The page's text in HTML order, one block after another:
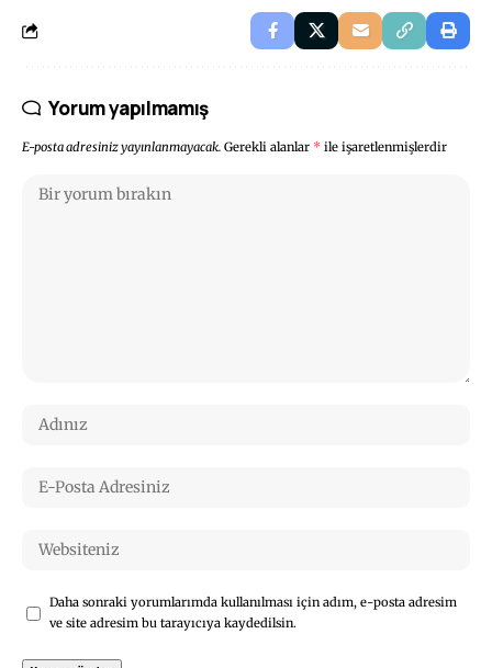
Yorum yapılmamış
E-posta adresiniz yayınlanmayacak. Gerekli alanlar * ile işaretlenmişlerdir
Daha sonraki yorumlarımda kullanılması için adım, e-posta adresim
ve site adresim bu tarayıcıya kaydedilsin.